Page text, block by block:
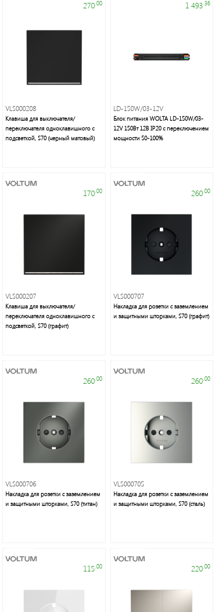
270.00
VLS000208
Клавиша для выключателя/
переключателя одноклавишного с
подсветкой, S70 (черный матовый)
1 493 .36
LD-150W/03-12V
Блок питания WOLTA LD-150W/03-
12V 150Вт 12В IP20 с переключением
мощности 50-100%
170.00
VLS000207
Клавиша для выключателя/
переключателя одноклавишного с
подсветкой, S70 (графит)
260.00
VLS000707
Накладка для розетки с заземлением
и защитными шторками, S70 (графит)
260.00
VLS000706
Накладка для розетки с заземлением
и защитными шторками, S70 (титан)
260.00
VLS000705
Накладка для розетки с заземлением
и защитными шторками, S70 (сталь)
115 .00 220.00